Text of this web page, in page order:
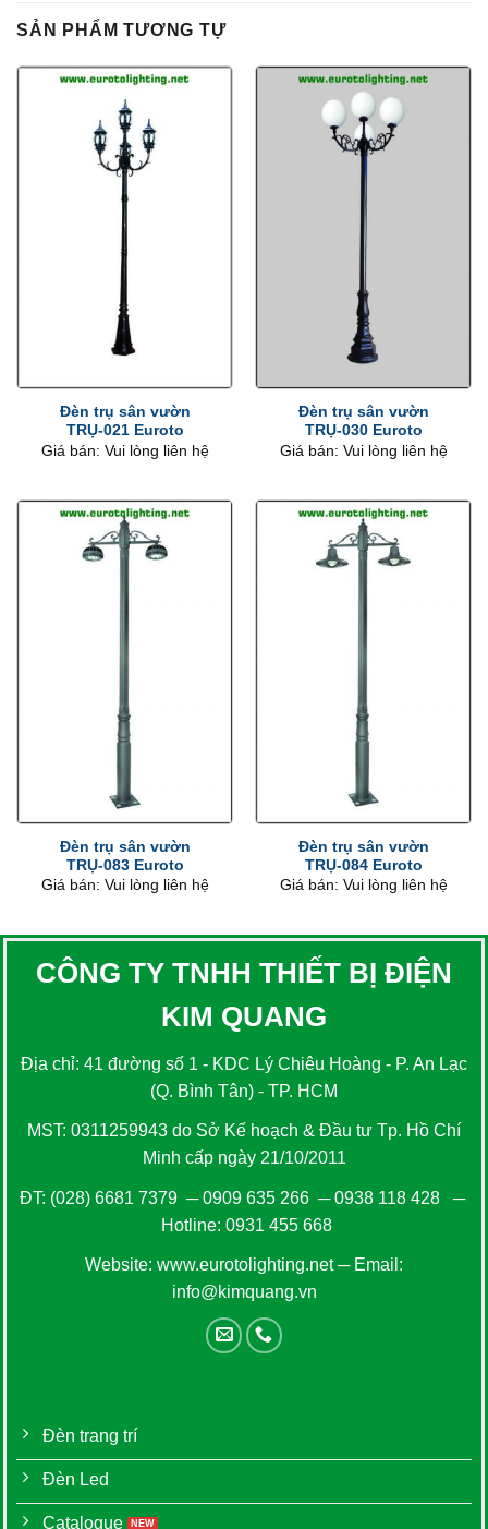
SẢN PHẨM TƯƠNG TỰ
Đèn trụ sân vườn
TRỤ-021 Euroto
Giá bán: Vui lòng liên hệ
Đèn trụ sân vườn
TRỤ-030 Euroto
Giá bán: Vui lòng liên hệ
Đèn trụ sân vườn
TRỤ-083 Euroto
Giá bán: Vui lòng liên hệ
Đèn trụ sân vườn
TRỤ-084 Euroto
Giá bán: Vui lòng liên hệ
CÔNG TY TNHH THIẾT BỊ ĐIỆN
KIM QUANG
Địa chỉ: 41 đường số 1 - KDC Lý Chiêu Hoàng - P. An Lạc
(Q. Bình Tân) - TP. HCM
MST: 0311259943 do Sở Kế hoạch & Đầu tư Tp. Hồ Chí
Minh cấp ngày 21/10/2011
ĐT: (028) 6681 7379 ─0909 635 266─0938 118 428─
Hotline: 0931 455 668
Website: www.eurotolighting.net─ Email:
info@kimquang.vn
Đèn trang trí
Đèn Led
Catalogue